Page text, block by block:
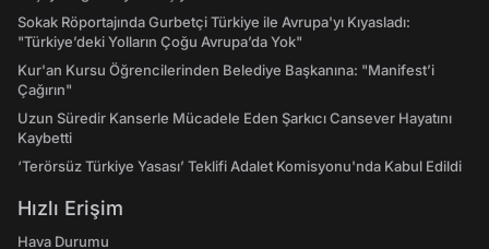
Sokak Röportajında Gurbetçi Türkiye ile Avrupa'yı Kıyasladı:
"Türkiye’deki Yolların Çoğu Avrupa’da Yok"
Kur'an Kursu Öğrencilerinden Belediye Başkanına: "Manifest’i
Çağırın"
Uzun Süredir Kanserle Mücadele Eden Şarkıcı Cansever Hayatını
Kaybetti
‘Terörsüz Türkiye Yasası’ Teklifi Adalet Komisyonu'nda Kabul Edildi
Hızlı Erişim
Hava Durumu